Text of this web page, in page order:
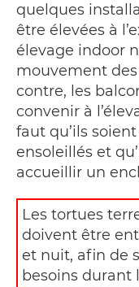
quelques
être élevées à
élevage indoor
mouvement
contre, les
convenir à
faut qu’ils
ensoleillés et
accueillir un
Les tortues
doivent être
et nuit, afin de
besoins durant